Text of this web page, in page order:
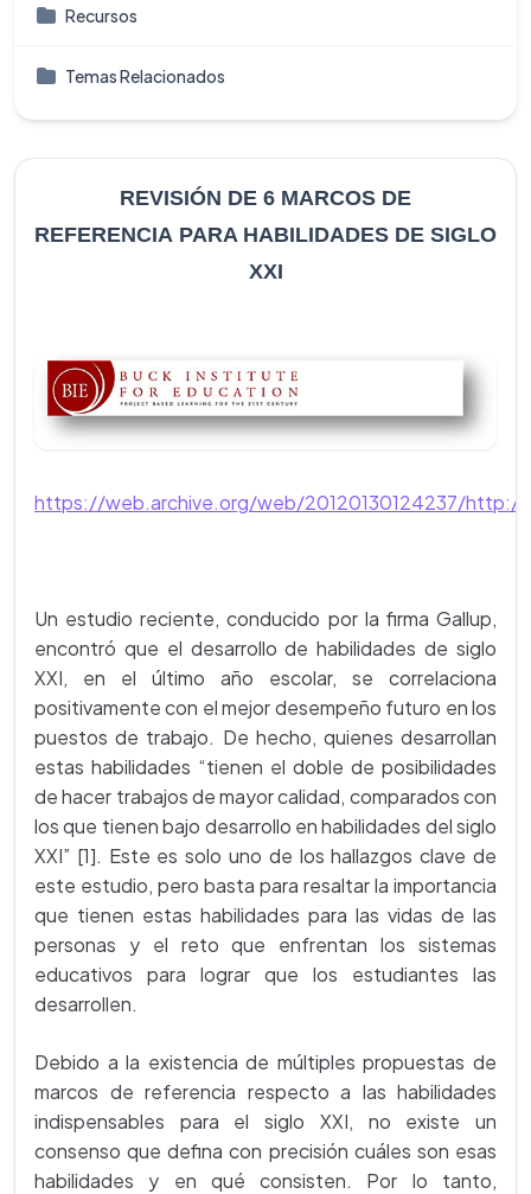
Recursos
Temas Relacionados
REVISIÓN DE 6 MARCOS DE
REFERENCIA PARA HABILIDADES DE SIGLO
XXI
https://web.archive.org/web/20120130124237/http://
Un estudio reciente, conducido por la firma Gallup,
encontró que el desarrollo de habilidades de siglo
XXI, en el último año escolar, se correlaciona
positivamente con el mejor desempeño futuro en los
puestos de trabajo. De hecho, quienes desarrollan
estas habilidades “tienen el doble de posibilidades
de hacer trabajos de mayor calidad, comparados con
los que tienen bajo desarrollo en habilidades del siglo
XXI” [1]. Este es solo uno de los hallazgos clave de
este estudio, pero basta para resaltar la importancia
que tienen estas habilidades para las vidas de las
personas y el reto que enfrentan los sistemas
educativos para lograr que los estudiantes las
desarrollen.
Debido a la existencia de múltiples propuestas de
marcos de referencia respecto a las habilidades
indispensables para el siglo XXI, no existe un
consenso que defina con precisión cuáles son esas
habilidades y en qué consisten. Por lo tanto,